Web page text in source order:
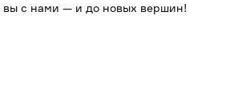
вы с нами — и до новых вершин!